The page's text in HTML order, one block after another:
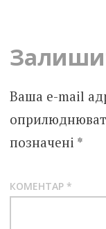
Ваша e-mail
позначені *
КОМЕНТАР *